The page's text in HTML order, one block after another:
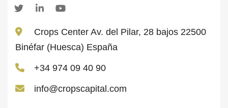
Crops Center Av. del Pilar, 28 bajos 22500
Binéfar (Huesca) España
+34 974 09 40 90
info@cropscapital.com